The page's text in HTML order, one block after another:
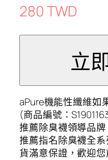
280 TWD
aPure機能性纖維如
(商品編號：
推薦除臭襪領導品
推薦指名除臭襪全
貨滿意保證，歡迎